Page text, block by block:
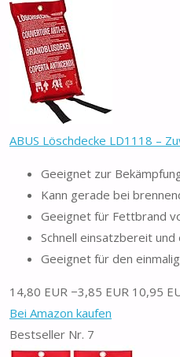
ABUS Löschdecke LD1118 –
Geeignet zur
Kann gerade bei
Geeignet für Fettbrand
Schnell einsatzbereit
Geeignet für den
14,80 EUR −3,85 EUR 10,95
Bei Amazon kaufen
Bestseller Nr. 7